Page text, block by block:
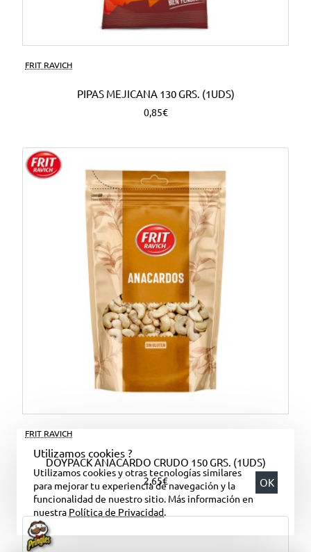
Utilizamos cookies ?
Utilizamos cookies y otras tecnologías similares
para mejorar tu experiencia de navegación y la
funcionalidad de nuestro sitio. Más información en
nuestra Política de Privacidad.
OK
FRIT RAVICH
PIPAS MEJICANA 130 GRS. (1UDS)
0,85€
FRIT RAVICH
DOYPACK ANACARDO CRUDO 150 GRS. (1UDS)
2,65€